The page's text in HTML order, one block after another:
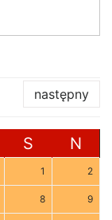
następny
S N
1 2
8 9